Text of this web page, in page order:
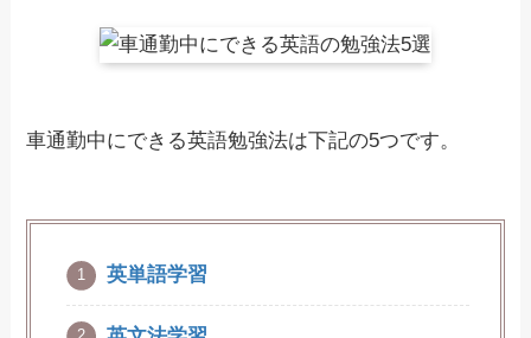
車通勤中にできる英語勉強法は下記の5つです。
英単語学習